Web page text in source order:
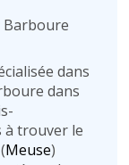
dans
dans
à trouver le
Meuse)